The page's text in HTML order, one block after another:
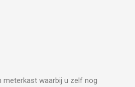
meterkast waarbij u zelf nog